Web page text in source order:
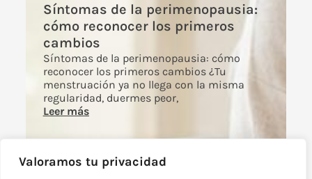
Valoramos tu privacidad
Síntomas de la perimenopausia:
cómo reconocer los primeros
cambios
Síntomas de la perimenopausia: cómo
reconocer los primeros cambios ¿Tu
menstruación ya no llega con la misma
regularidad, duermes peor,
Leer más